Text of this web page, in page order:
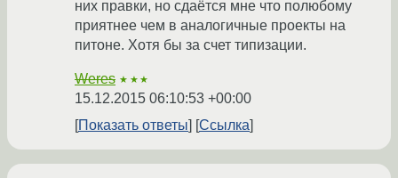
них правки, но сдаётся мне что полюбому
приятнее чем в аналогичные проекты на
питоне. Хотя бы за счет типизации.
Weres ★★★
15.12.2015 06:10:53 +00:00
Показать ответы
Ссылка